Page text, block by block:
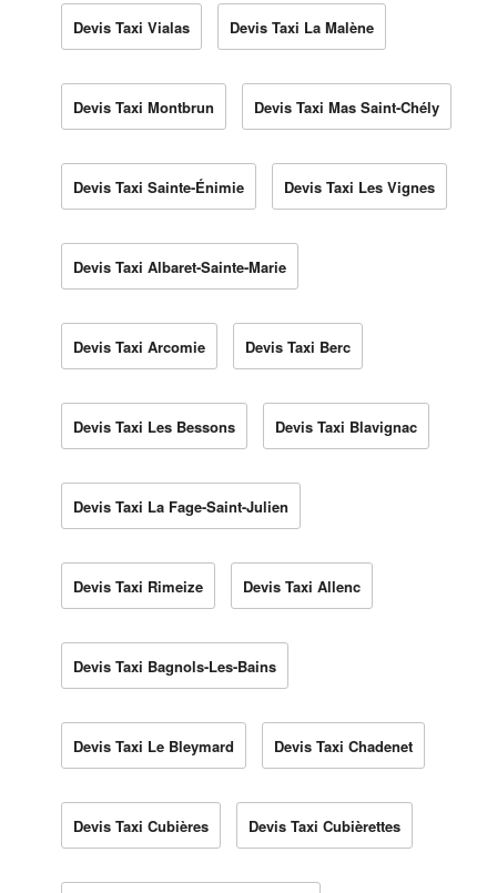
Devis Taxi Vialas Devis Taxi La Malène
Devis Taxi Montbrun Devis Taxi Mas Saint-Chély
Devis Taxi Sainte-Énimie Devis Taxi Les Vignes
Devis Taxi Albaret-Sainte-Marie
Devis Taxi Arcomie Devis Taxi Berc
Devis Taxi Les Bessons Devis Taxi Blavignac
Devis Taxi La Fage-Saint-Julien
Devis Taxi Rimeize Devis Taxi Allenc
Devis Taxi Bagnols-Les-Bains
Devis Taxi Le Bleymard Devis Taxi Chadenet
Devis Taxi Cubières Devis Taxi Cubièrettes